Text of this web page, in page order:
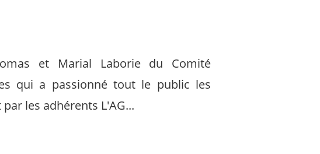
et Marial Laborie du Comité
qui a passionné tout le public les
les adhérents L'AG...